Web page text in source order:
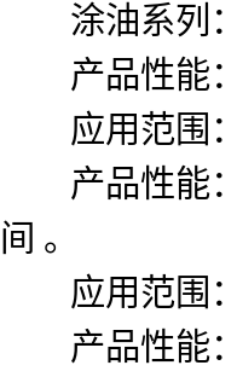
涂油系列：
产品性能：
应用范围：
产品性能：
间 。
应用范围：
产品性能：